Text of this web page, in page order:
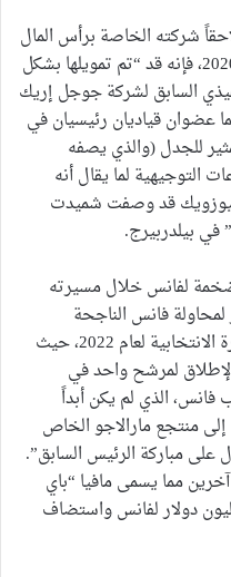
شركته الخاصة برأس المال
الاستثماري، “ناريا كابيتال”، في عام 2020، فإنه قد “تم تمويلها بشكل
السابق لشركة جوجل إريك
قياديان رئيسيان في
للجدل (والذي يصفه
التوجيهية لما يقال أنه
نيوزويك قد وصفت شميدت
في بيلدربيرج.
لفانس خلال مسيرته
مليون دولار لمحاولة فانس الناجحة
للوصول إلى مجلس الشيوخ في الدورة الانتخابية لعام 2022، حيث
لمرشح واحد في
الذي لم يكن أبداً
منتجع مارالاجو الخاص
مباركة الرئيس السابق”.
مما يسمى مافيا “باي
دولار لفانس واستضاف